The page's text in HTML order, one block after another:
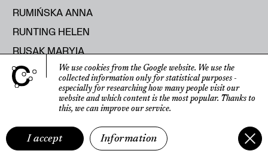
RUMIŃSKA ANNA
RUNTING HELEN
RUSAK MARYIA
RUSECKA KATERYNA
RUTKOWSKI ROMAN
RYBICKA ELŻBIETA
RYŚ RAJMUND
We use cookies from the Google website. We use the
collected information only for statistical purposes -
especially for researching how many people visit our
website and which content is the most popular. Thanks to
this, we can improve our service.
I accept Information